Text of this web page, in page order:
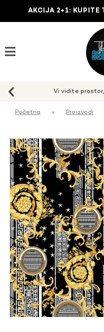
AKCIJA 2+1: KUPITE
Početna » Proizvodi